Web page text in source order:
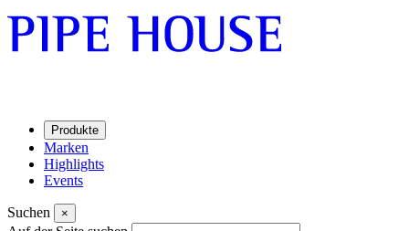
Produkte
Marken
Highlights
Events
Suchen ×